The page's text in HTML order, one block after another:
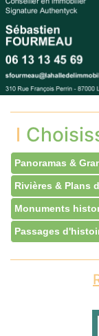
Panoramas &
Rivières & Plans
Monuments
Passages